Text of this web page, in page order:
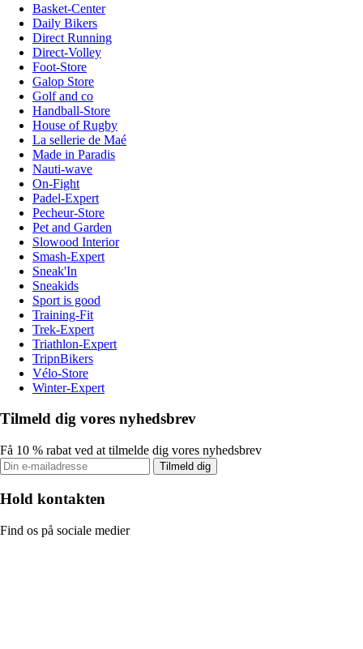
Basket-Center
Daily Bikers
Direct Running
Direct-Volley
Foot-Store
Galop Store
Golf and co
Handball-Store
House of Rugby
La sellerie de Maé
Made in Paradis
Nauti-wave
On-Fight
Padel-Expert
Pecheur-Store
Pet and Garden
Slowood Interior
Smash-Expert
Sneak'In
Sneakids
Sport is good
Training-Fit
Trek-Expert
Triathlon-Expert
TripnBikers
Vélo-Store
Winter-Expert
Tilmeld dig vores nyhedsbrev
Få 10 % rabat ved at tilmelde dig vores nyhedsbrev
Tilmeld dig
Hold kontakten
Find os på sociale medier